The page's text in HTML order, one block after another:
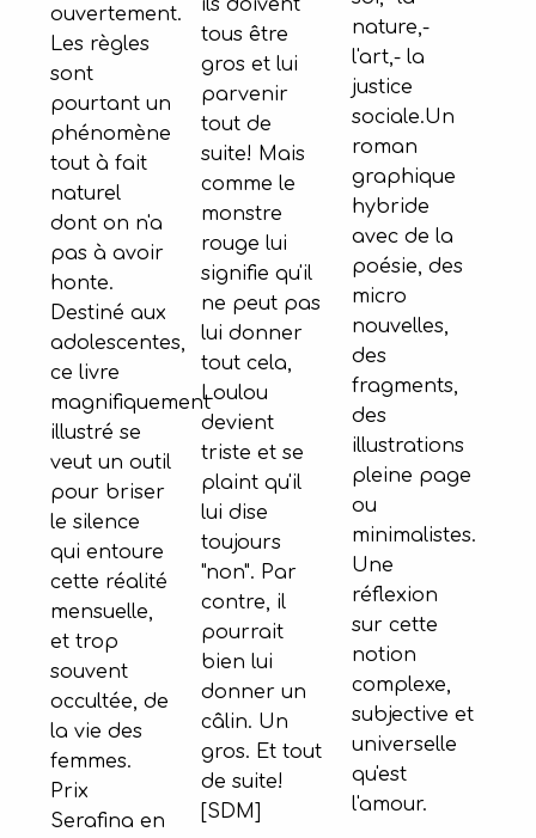
ouvertement.
Les règles
sont
pourtant un
phénomène
tout à fait
naturel
dont on n'a
pas à avoir
honte.
Destiné aux
adolescentes,
ce livre
magnifiquement
illustré se
veut un outil
pour briser
le silence
qui entoure
cette réalité
mensuelle,
et trop
souvent
occultée, de
la vie des
femmes.
Prix
Serafina en
ils doivent
tous être
gros et lui
parvenir
tout de
suite! Mais
comme le
monstre
rouge lui
signifie qu'il
ne peut pas
lui donner
tout cela,
Loulou
devient
triste et se
plaint qu'il
lui dise
toujours
"non". Par
contre, il
pourrait
bien lui
donner un
câlin. Un
gros. Et tout
de suite!
[SDM]
nature,-
l'art,- la
justice
sociale.Un
roman
graphique
hybride
avec de la
poésie, des
micro
nouvelles,
des
fragments,
des
illustrations
pleine page
ou
minimalistes.
Une
réflexion
sur cette
notion
complexe,
subjective et
universelle
qu'est
l'amour.